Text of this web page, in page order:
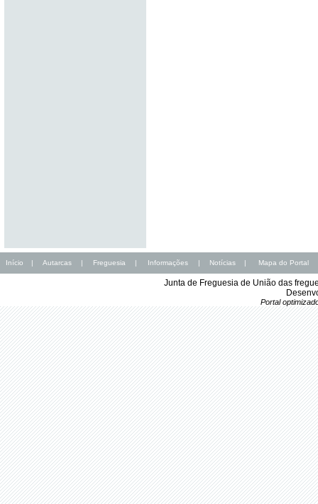
Início | Autarcas | Freguesia | Informações | Notícias | Mapa do Portal
Junta de Freguesia de União das
Portal